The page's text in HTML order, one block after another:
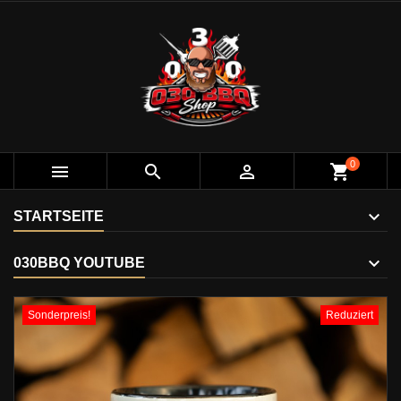
   shopping_cart0
STARTSEITE
030BBQ YOUTUBE
Sonderpreis! Reduziert